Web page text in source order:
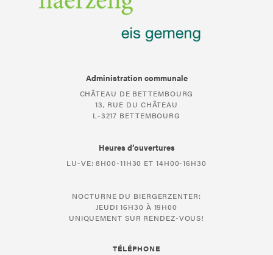
Administration communale
CHÂTEAU DE BETTEMBOURG
13, RUE DU CHÂTEAU
L-3217 BETTEMBOURG
Heures d’ouvertures
LU-VE: 8H00-11H30 ET 14H00-16H30
NOCTURNE DU BIERGERZENTER:
JEUDI 16H30 À 19H00
UNIQUEMENT SUR RENDEZ-VOUS!
TÉLÉPHONE